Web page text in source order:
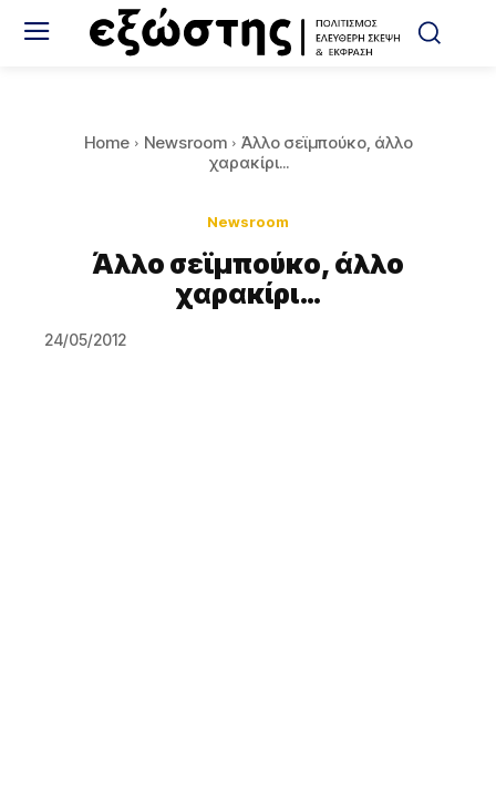
Home Newsroom
Άλλο σεϊμπούκο, άλλο
χαρακίρι...
Newsroom
Άλλο σεϊμπούκο, άλλο
χαρακίρι…
24/05/2012